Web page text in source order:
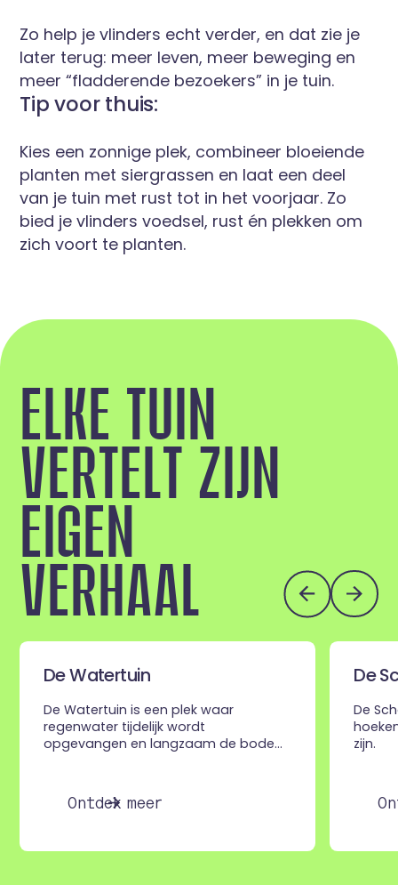
Zo help je vlinders echt verder, en dat zie je
later terug: meer leven, meer beweging en
meer “fladderende bezoekers” in je tuin.
Tip voor thuis:
Kies een zonnige plek, combineer bloeiende
planten met siergrassen en laat een deel
van je tuin met rust tot in het voorjaar. Zo
bied je vlinders voedsel, rust én plekken om
zich voort te planten.
ELKE TUIN
VERTELT ZIJN
EIGEN
VERHAAL
De Watertuin
De Watertuin is een plek waar
regenwater tijdelijk wordt
opgevangen en langzaam de bodem
Ontdek meer
De
De
zijn.
On